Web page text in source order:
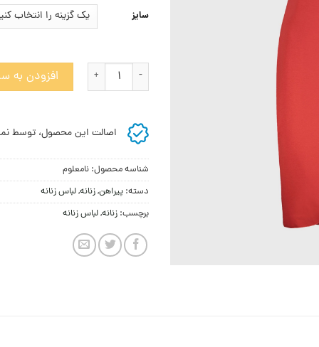
سایز
پیراهن ویسکوز با دکمه های تزئینی
افزودن به
اصالت این محصول، توسط
شناسه محصول: نامعلوم
دسته: پيراهن,زنانه,لباس زنانه
برچسب: زنانه,لباس زنانه